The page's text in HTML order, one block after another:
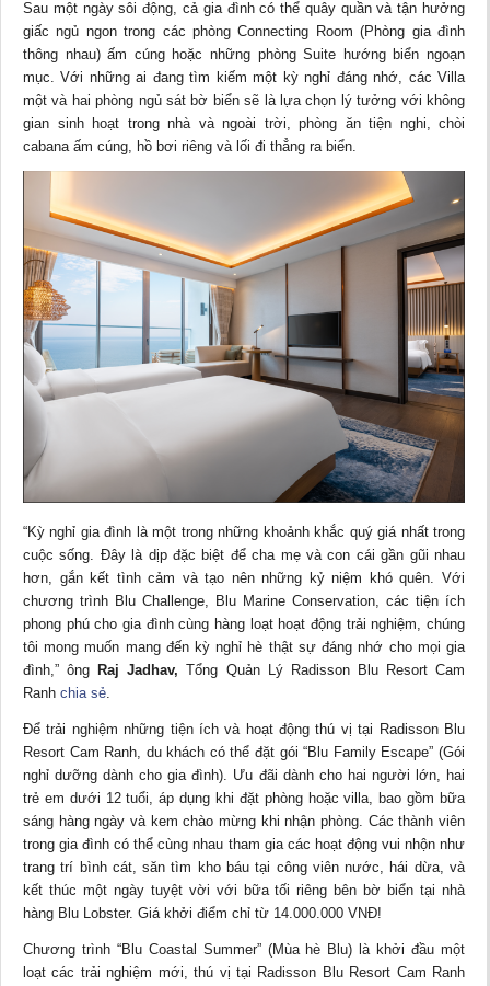
Sau một ngày sôi động, cả gia đình có thể quây quần và tận hưởng
giấc ngủ ngon trong các phòng Connecting Room (Phòng gia đình
thông nhau) ấm cúng hoặc những phòng Suite hướng biển ngoạn
mục. Với những ai đang tìm kiếm một kỳ nghỉ đáng nhớ, các Villa
một và hai phòng ngủ sát bờ biển sẽ là lựa chọn lý tưởng với không
gian sinh hoạt trong nhà và ngoài trời, phòng ăn tiện nghi, chòi
cabana ấm cúng, hồ bơi riêng và lối đi thẳng ra biển.
“Kỳ nghỉ gia đình là một trong những khoảnh khắc quý giá nhất trong
cuộc sống. Đây là dịp đặc biệt để cha mẹ và con cái gần gũi nhau
hơn, gắn kết tình cảm và tạo nên những kỷ niệm khó quên. Với
chương trình Blu Challenge, Blu Marine Conservation, các tiện ích
phong phú cho gia đình cùng hàng loạt hoạt động trải nghiệm, chúng
tôi mong muốn mang đến kỳ nghỉ hè thật sự đáng nhớ cho mọi gia
đình,” ông Raj Jadhav,Tổng Quản Lý Radisson Blu Resort Cam
Ranh chia sẻ.
Để trải nghiệm những tiện ích và hoạt động thú vị tại Radisson Blu
Resort Cam Ranh, du khách có thể đặt gói “Blu Family Escape” (Gói
nghỉ dưỡng dành cho gia đình). Ưu đãi dành cho hai người lớn, hai
trẻ em dưới 12 tuổi, áp dụng khi đặt phòng hoặc villa, bao gồm bữa
sáng hàng ngày và kem chào mừng khi nhận phòng. Các thành viên
trong gia đình có thể cùng nhau tham gia các hoạt động vui nhộn như
trang trí bình cát, săn tìm kho báu tại công viên nước, hái dừa, và
kết thúc một ngày tuyệt vời với bữa tối riêng bên bờ biển tại nhà
hàng Blu Lobster. Giá khởi điểm chỉ từ 14.000.000 VNĐ!
Chương trình “Blu Coastal Summer” (Mùa hè Blu) là khởi đầu một
loạt các trải nghiệm mới, thú vị tại Radisson Blu Resort Cam Ranh